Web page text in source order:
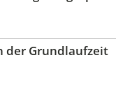
der Grundlaufzeit